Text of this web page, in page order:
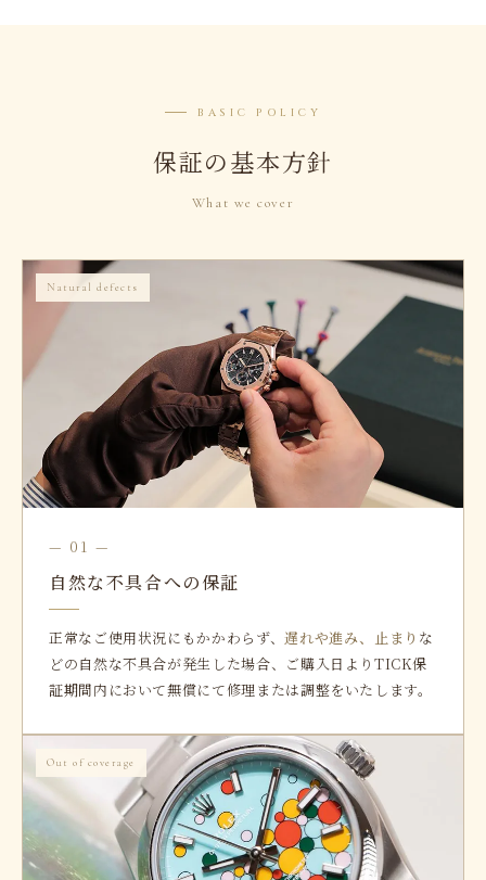
BASIC POLICY
保証の基本方針
What we cover
Natural defects
— 01 —
自然な不具合への保証
正常なご使用状況にもかかわらず、遅れや進み、止まり な
どの自然な不具合が発生した場合、ご購入日よりTICK保
証期間内において無償にて修理または調整をいたします。
Out of coverage